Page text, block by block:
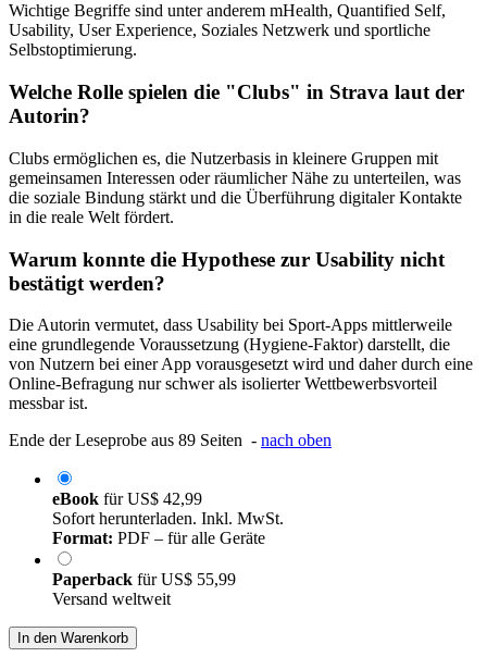
Wichtige Begriffe sind unter anderem mHealth, Quantified Self,
Usability, User Experience, Soziales Netzwerk und sportliche
Selbstoptimierung.
Welche Rolle spielen die "Clubs" in Strava laut der
Autorin?
Clubs ermöglichen es, die Nutzerbasis in kleinere Gruppen mit
gemeinsamen Interessen oder räumlicher Nähe zu unterteilen, was
die soziale Bindung stärkt und die Überführung digitaler Kontakte
in die reale Welt fördert.
Warum konnte die Hypothese zur Usability nicht
bestätigt werden?
Die Autorin vermutet, dass Usability bei Sport-Apps mittlerweile
eine grundlegende Voraussetzung (Hygiene-Faktor) darstellt, die
von Nutzern bei einer App vorausgesetzt wird und daher durch eine
Online-Befragung nur schwer als isolierter Wettbewerbsvorteil
messbar ist.
Ende der Leseprobe aus 89 Seiten - nach oben
eBook fürUS$ 42,99
Sofort herunterladen. Inkl. MwSt.
Format: PDF – für alle Geräte
Paperback fürUS$ 55,99
Versand weltweit
In den Warenkorb